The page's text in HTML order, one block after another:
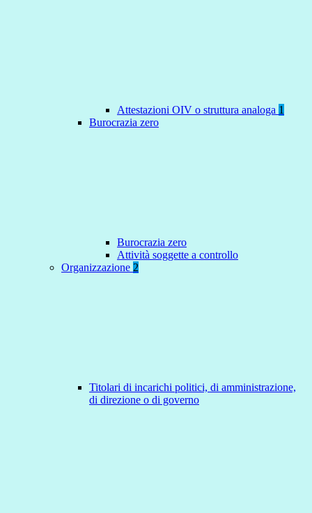
Attestazioni OIV o struttura analoga 1
Burocrazia zero
Burocrazia zero
Attività soggette a controllo
Organizzazione 2
Titolari di incarichi politici, di amministrazione,
di direzione o di governo